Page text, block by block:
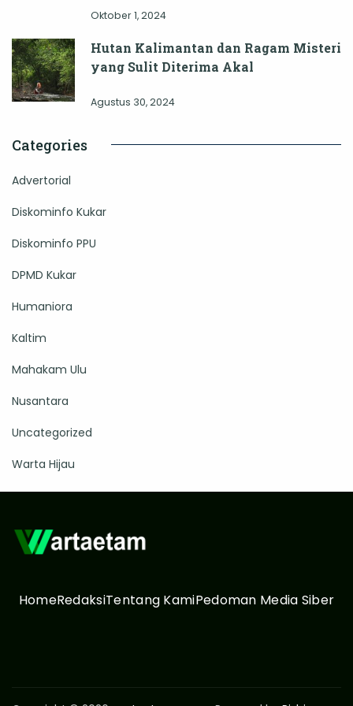
Oktober 1, 2024
Hutan Kalimantan dan Ragam Misteri
yang Sulit Diterima Akal
Agustus 30, 2024
Categories
Advertorial
Diskominfo Kukar
Diskominfo PPU
DPMD Kukar
Humaniora
Kaltim
Mahakam Ulu
Nusantara
Uncategorized
Warta Hijau
HomeRedaksiTentang KamiPedoman Media Siber